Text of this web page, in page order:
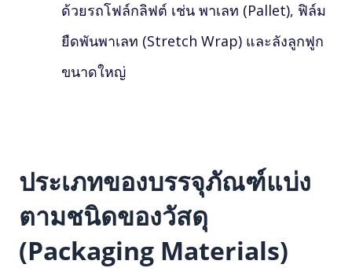
ด้วยรถโฟล์กลิฟต์ เช่น พาเลท (Pallet), ฟิล์ม
ยืดพันพาเลท (Stretch Wrap) และลังลูกฟูก
ขนาดใหญ่
ประเภทของบรรจุภัณฑ์แบ่ง
ตามชนิดของวัสดุ
(Packaging Materials)